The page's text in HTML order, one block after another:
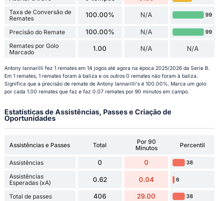
Taxa de Conversão de
Remates
100.00% N/A 99
Precisão do Remate 100.00% N/A 99
Remates por Golo
Marcado
1.00 N/A N/A
Antony Iannarilli fez 1 remates em 14 jogos até agora na época 2025/2026 da Serie B.
Em 1 remates, 1 remates foram à baliza e os outros 0 remates não foram à baliza.
Significa que a precisão de remate de Antony Iannarilli's é 100.00%. Marca um golo
por cada 1.00 remates que faz e faz 0.07 remates por 90 minutos em campo.
Estatísticas de Assistências, Passes e Criação de
Oportunidades
Assistências e Passes Total
Por 90
Minutos
Percentil
Assistências 0 0 38
Assistências
Esperadas (xA)
0.62 0.04 6
Total de passes 406 29.00 38